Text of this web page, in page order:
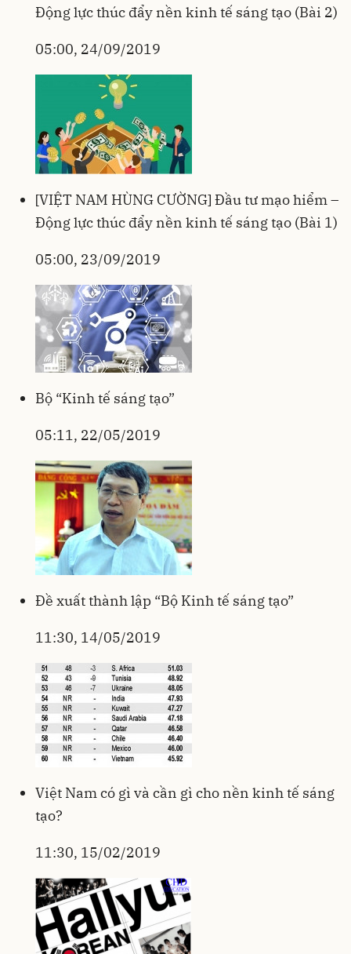
Động lực thúc đẩy nền kinh tế sáng tạo (Bài 2)
05:00, 24/09/2019
[VIỆT NAM HÙNG CƯỜNG] Đầu tư mạo hiểm –
Động lực thúc đẩy nền kinh tế sáng tạo (Bài 1)
05:00, 23/09/2019
Bộ “Kinh tế sáng tạo”
05:11, 22/05/2019
Đề xuất thành lập “Bộ Kinh tế sáng tạo”
11:30, 14/05/2019
Việt Nam có gì và cần gì cho nền kinh tế sáng
tạo?
11:30, 15/02/2019